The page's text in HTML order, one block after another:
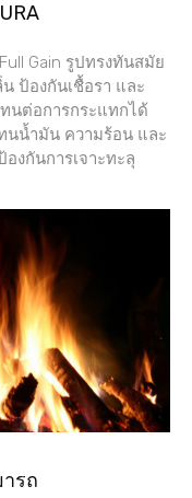
Gain รูปทรงทันสมัย
ป้องกันเชื้อรา และ
นต่อการกระแทกได้
นน้ำมัน ความร้อน และ
งกันการเจาะทะลุ
รถ